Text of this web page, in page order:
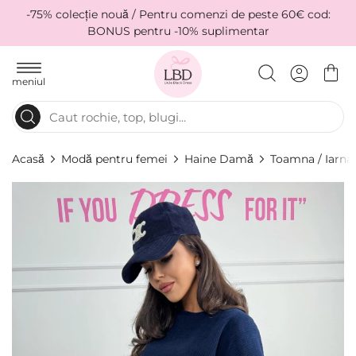
-75% colecție nouă / Pentru comenzi de peste 60€ cod:
BONUS pentru -10% suplimentar
meniul
Acasă Modă pentru femei Haine Damă Toamna / Iarna
the
images